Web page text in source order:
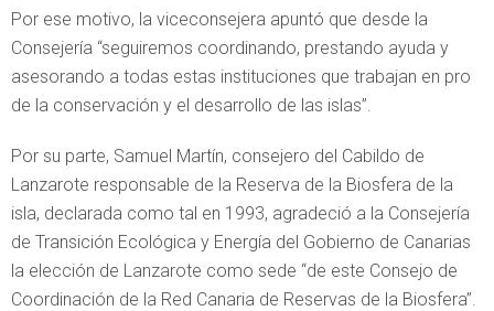
Por ese motivo, la viceconsejera apuntó que desde la
Consejería “seguiremos coordinando, prestando ayuda y
asesorando a todas estas instituciones que trabajan en pro
de la conservación y el desarrollo de las islas”.
Por su parte, Samuel Martín, consejero del Cabildo de
Lanzarote responsable de la Reserva de la Biosfera de la
isla, declarada como tal en 1993, agradeció a la Consejería
de Transición Ecológica y Energía del Gobierno de Canarias
la elección de Lanzarote como sede “de este Consejo de
Coordinación de la Red Canaria de Reservas de la Biosfera”.